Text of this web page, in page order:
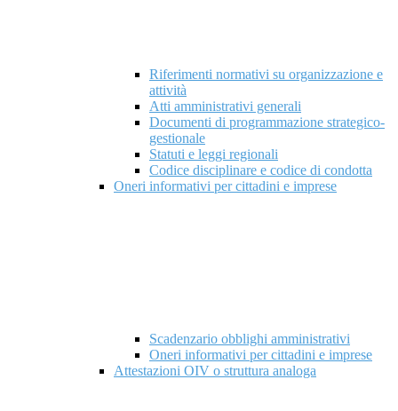
Riferimenti normativi su organizzazione e
attività
Atti amministrativi generali
Documenti di programmazione strategico-
gestionale
Statuti e leggi regionali
Codice disciplinare e codice di condotta
Oneri informativi per cittadini e imprese
Scadenzario obblighi amministrativi
Oneri informativi per cittadini e imprese
Attestazioni OIV o struttura analoga